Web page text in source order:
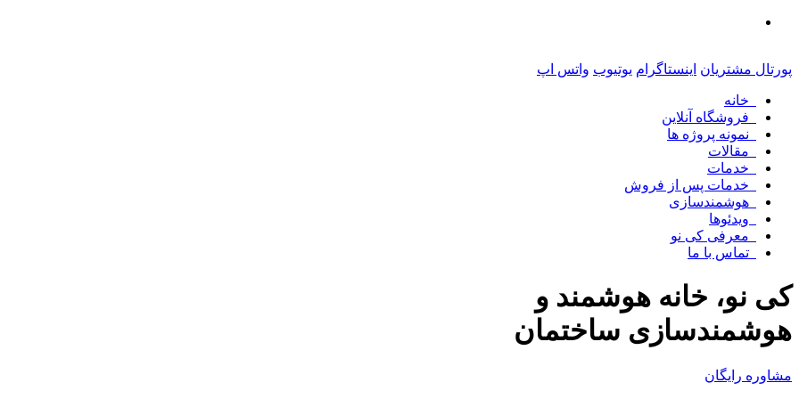
پورتال مشتریان اینستاگرام یوتیوب واتس اپ
خانه
فروشگاه آنلاین
نمونه پروژه ها
مقالات
خدمات
خدمات پس از فروش
هوشمندسازی
ویدئوها
معرفی کی نو
تماس با ما
کی نو، خانه هوشمند و
هوشمندسازی ساختمان
مشاوره رایگان